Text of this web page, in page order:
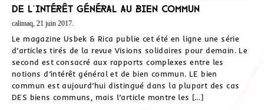
De l’intérêt général au bien commun
calimaq, 21 juin 2017.
Le magazine Usbek & Rica publie cet été en ligne une série
d’articles tirés de la revue Visions solidaires pour demain. Le
second est consacré aux rapports complexes entre les
notions d’intérêt général et de bien commun. LE bien
commun est aujourd’hui distingué dans la plupart des cas
DES biens communs, mais l’article montre les […]